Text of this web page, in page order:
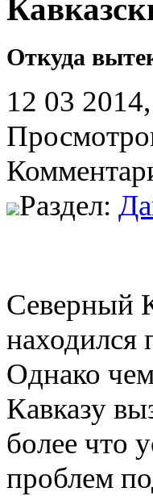
Откуда
12 03
Раздел:
Северный
находился
Однако
Кавказу
более что
проблем